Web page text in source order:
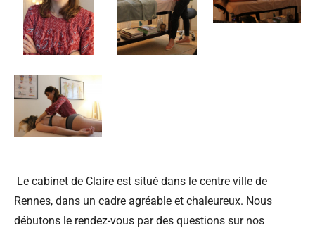
Le cabinet de Claire est situé dans le centre ville de
Rennes, dans un cadre agréable et chaleureux. Nous
débutons le rendez-vous par des questions sur nos